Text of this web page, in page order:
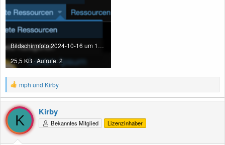
Bildschirmfoto 2024-10-16 um 18.44.36.png
25,5 KB · Aufrufe: 2
R
e
a
k
i
o
n
mph und Kirby
K
Kirby
Bekanntes Mitglied Lizenzinhaber